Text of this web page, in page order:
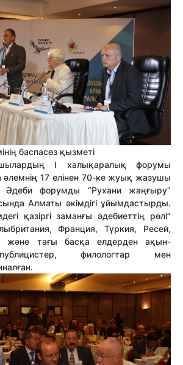
баспасөз қызметі
І халықаралық форумы
17 елінен 70-ке жуық жазушы
форумды “Рухани жаңғыру”
Алматы әкімдігі ұйымдастырды.
қазіргі заманғы әдебиеттің рөлі”
Франция, Түркия, Ресей,
және тағы басқа елдерден ақын-
филологтар мен